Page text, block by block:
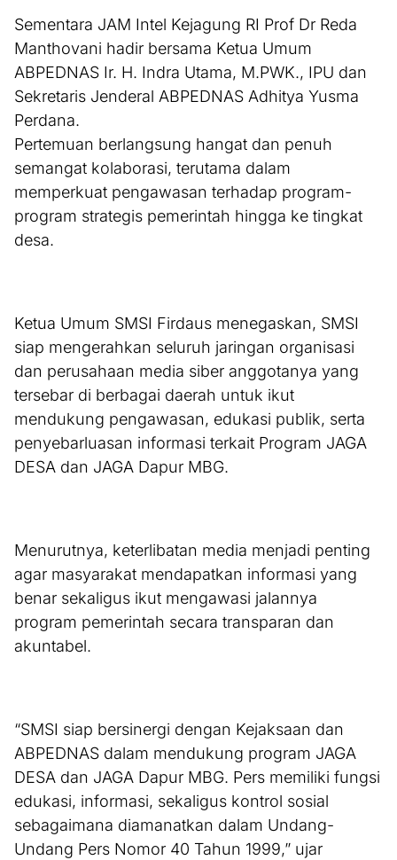
Sementara JAM Intel Kejagung RI Prof Dr Reda
Manthovani hadir bersama Ketua Umum
ABPEDNAS Ir. H. Indra Utama, M.PWK., IPU dan
Sekretaris Jenderal ABPEDNAS Adhitya Yusma
Perdana.
Pertemuan berlangsung hangat dan penuh
semangat kolaborasi, terutama dalam
memperkuat pengawasan terhadap program-
program strategis pemerintah hingga ke tingkat
desa.
Ketua Umum SMSI Firdaus menegaskan, SMSI
siap mengerahkan seluruh jaringan organisasi
dan perusahaan media siber anggotanya yang
tersebar di berbagai daerah untuk ikut
mendukung pengawasan, edukasi publik, serta
penyebarluasan informasi terkait Program JAGA
DESA dan JAGA Dapur MBG.
Menurutnya, keterlibatan media menjadi penting
agar masyarakat mendapatkan informasi yang
benar sekaligus ikut mengawasi jalannya
program pemerintah secara transparan dan
akuntabel.
“SMSI siap bersinergi dengan Kejaksaan dan
ABPEDNAS dalam mendukung program JAGA
DESA dan JAGA Dapur MBG. Pers memiliki fungsi
edukasi, informasi, sekaligus kontrol sosial
sebagaimana diamanatkan dalam Undang-
Undang Pers Nomor 40 Tahun 1999,” ujar